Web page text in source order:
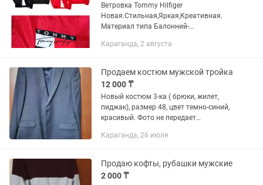
Ветровка Tommy Hilfiger
Новая.Стильная,Яркая,Креативная.
Материал типа Балонний-
я. Сезон:Лето-Весна-Осень. Тонкая как
Караганда, 2 августа
Продаем костюм мужской тройка
12 000 ₸
Новый костюм 3-ка ( брюки, жилет,
пиджак), размер 48, цвет темно-синий,
красивый. Фото не передает
Штаны бежевые р 50 , цена 3000 тн.
Караганда, 26 июля
Продаю кофты, рубашки мужские
2 000 ₸